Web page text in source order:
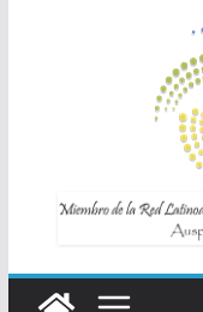
bienestar